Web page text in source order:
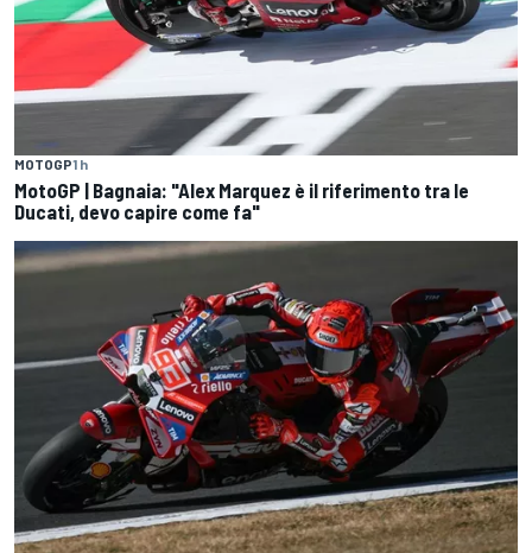
MOTOGP1 h
MotoGP | Bagnaia: "Alex Marquez è il riferimento tra le
Ducati, devo capire come fa"